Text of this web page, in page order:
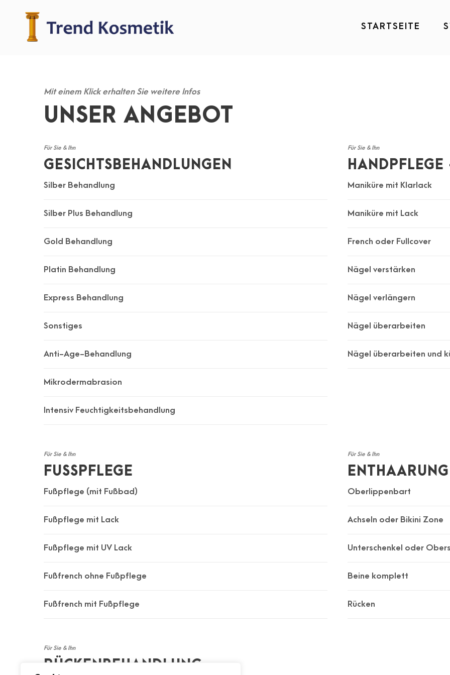
STARTSEITE
Mit einem Klick erhalten Sie weitere Infos
UNSER ANGEBOT
Für Sie & Ihn
GESICHTSBEHANDLUNGEN
Silber Behandlung
Silber Plus Behandlung
Gold Behandlung
Platin Behandlung
Express Behandlung
Sonstiges
Anti-Age-Behandlung
Mikrodermabrasion
Intensiv Feuchtigkeitsbehandlung
Für Sie & Ihn
Maniküre mit Klarlack
Maniküre mit Lack
French oder Fullcover
Nägel verstärken
Nägel verlängern
Nägel überarbeiten
Nägel überarbeiten und
Für Sie & Ihn
FUSSPFLEGE
Fußpflege (mit Fußbad)
Fußpflege mit Lack
Fußpflege mit UV Lack
Fußfrench ohne Fußpflege
Fußfrench mit Fußpflege
Für Sie & Ihn
ENTHAARUNG
Oberlippenbart
Achseln oder Bikini Zone
Unterschenkel oder
Beine komplett
Rücken
Für Sie & Ihn
RÜCKENBEHANDLUNG